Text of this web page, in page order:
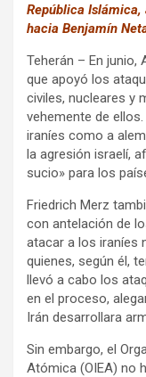
República Islámica,
hacia Benjamín
Teherán – En
que apoyó los
civiles, nucleares y
vehemente de
iraníes como a
la agresión israelí,
sucio» para los
Friedrich Merz
con antelación de
atacar a los iraníes
quienes, según él,
llevó a cabo los
en el proceso,
Irán desarrollara
Sin embargo, el
Atómica (OIEA) no